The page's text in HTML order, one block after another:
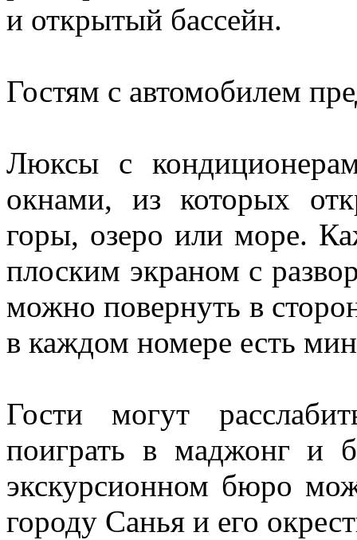
и открытый бассейн.
Гостям с автомобилем
Люксы с
окнами, из которых
горы, озеро или море.
плоским экраном с
можно повернуть в
в каждом номере есть
Гости могут
поиграть в маджонг и
экскурсионном бюро
городу Санья и его